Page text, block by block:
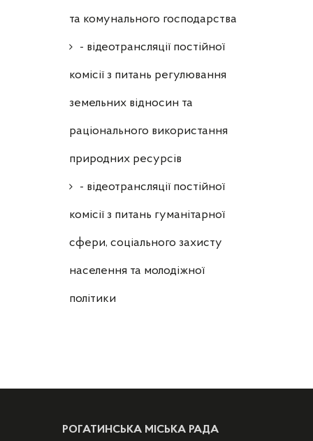
та комунального господарства
- відеотрансляції постійної
комісії з питань регулювання
земельних відносин та
раціонального використання
природних ресурсів
- відеотрансляції постійної
комісії з питань гуманітарної
сфери, соціального захисту
населення та молодіжної
політики
РОГАТИНСЬКА МІСЬКА РАДА